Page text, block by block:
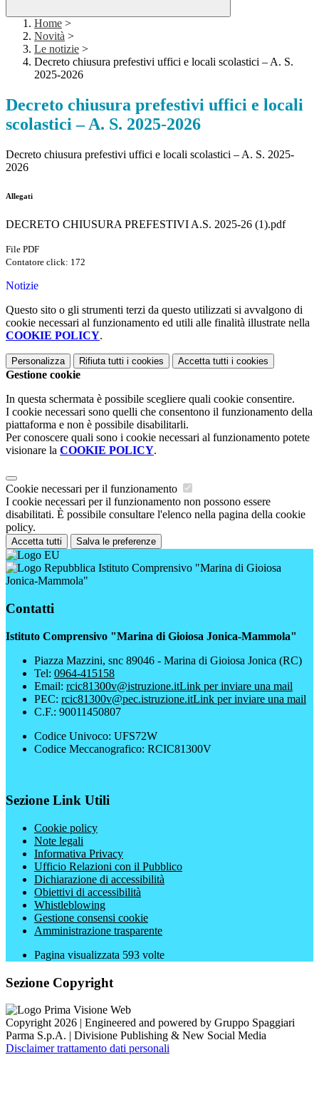
Home >
Novità >
Le notizie >
Decreto chiusura prefestivi uffici e locali scolastici – A. S.
2025-2026
Decreto chiusura prefestivi uffici e locali
scolastici – A. S. 2025-2026
Decreto chiusura prefestivi uffici e locali scolastici – A. S. 2025-
2026
Allegati
DECRETO CHIUSURA PREFESTIVI A.S. 2025-26 (1).pdf
File PDF
Contatore click: 172
Notizie
Questo sito o gli strumenti terzi da questo utilizzati si avvalgono di
cookie necessari al funzionamento ed utili alle finalità illustrate nella
COOKIE POLICY.
Personalizza Rifiuta tutti i cookies Accetta tutti i cookies
Gestione cookie
In questa schermata è possibile scegliere quali cookie consentire.
I cookie necessari sono quelli che consentono il funzionamento della
piattaforma e non è possibile disabilitarli.
Per conoscere quali sono i cookie necessari al funzionamento potete
visionare la COOKIE POLICY.
Cookie necessari per il funzionamento
I cookie necessari per il funzionamento non possono essere
disabilitati. È possibile consultare l'elenco nella pagina della cookie
policy.
Accetta tutti Salva le preferenze
Istituto Comprensivo "Marina di Gioiosa
Jonica-Mammola"
Contatti
Istituto Comprensivo "Marina di Gioiosa Jonica-Mammola"
Piazza Mazzini, snc 89046 - Marina di Gioiosa Jonica (RC)
Tel: 0964-415158
Email: rcic81300v@istruzione.itLink per inviare una mail
PEC: rcic81300v@pec.istruzione.itLink per inviare una mail
C.F.: 90011450807
Codice Univoco: UFS72W
Codice Meccanografico: RCIC81300V
Sezione Link Utili
Cookie policy
Note legali
Informativa Privacy
Ufficio Relazioni con il Pubblico
Dichiarazione di accessibilità
Obiettivi di accessibilità
Whistleblowing
Gestione consensi cookie
Amministrazione trasparente
Pagina visualizzata 593 volte
Sezione Copyright
Copyright 2026 | Engineered and powered by Gruppo Spaggiari
Parma S.p.A. | Divisione Publishing & New Social Media
Disclaimer trattamento dati personali